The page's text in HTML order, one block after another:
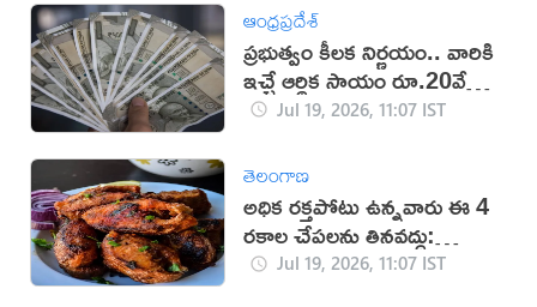
ఆంధ్రప్రదేశ్
ప్రభుత్వం కీలక నిర్ణయం.. వారికి
ఇచ్చే ఆర్థిక సాయం రూ.20వేలకు
పెంపు!Jul 19, 2026, 11:07 IST
తెలంగాణ
అధిక రక్తపోటు ఉన్నవారు ఈ 4
రకాల చేపలను తినవద్దు:
నిపుణులు
Jul 19, 2026, 11:07 IST